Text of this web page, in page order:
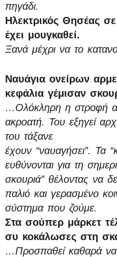
πηγάδι.
Ηλεκτρικός Θησέας
έχει μουγκαθεί.
Ξανά μέχρι να το
Ναυάγια ονείρων
κεφάλια γέμισαν
…Ολόκληρη η στροφή
ακροατή. Του εξηγεί
του τάξανε
έχουν “ναυαγήσει”. Τα
ευθύνονται για τη
σκουριά” θέλοντας να
παλιό και γερασμένο
σύστημα που ζούμε.
Στα σούπερ μάρκετ
συ κοκάλωσες στη
…Προσπαθεί καθαρά να